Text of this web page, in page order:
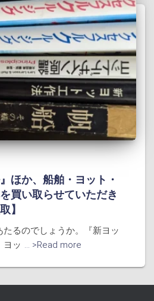
ほか、船舶・ヨット・
買い取らせていただき
】
るのでしょうか。『新ヨッ
ヨッ ... >Read more